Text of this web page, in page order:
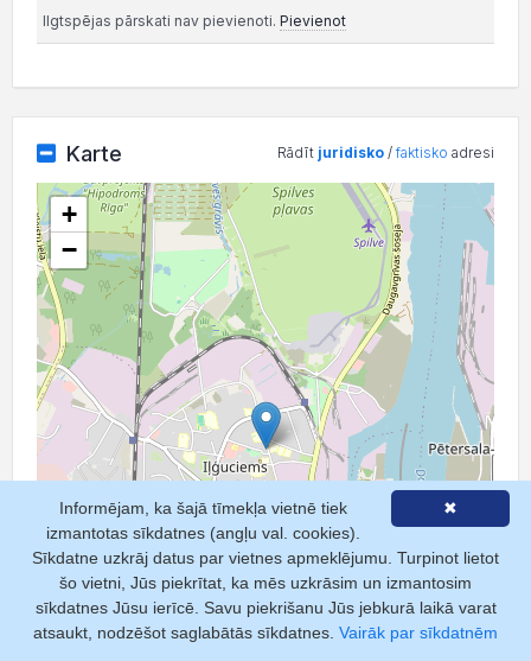
Ilgtspējas pārskati nav pievienoti. Pievienot
Karte Rādīt juridisko /faktisko adresi
+
−
✖
Informējam, ka šajā tīmekļa vietnē tiek
izmantotas sīkdatnes (angļu val. cookies).
Sīkdatne uzkrāj datus par vietnes apmeklējumu. Turpinot lietot
šo vietni, Jūs piekrītat, ka mēs uzkrāsim un izmantosim
sīkdatnes Jūsu ierīcē. Savu piekrišanu Jūs jebkurā laikā varat
atsaukt, nodzēšot saglabātās sīkdatnes. Vairāk par sīkdatnēm